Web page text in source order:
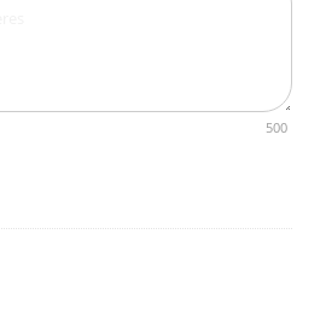
500